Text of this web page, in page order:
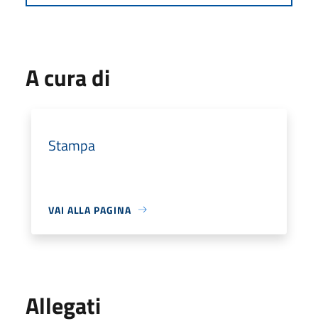
A cura di
Stampa
VAI ALLA PAGINA
Allegati